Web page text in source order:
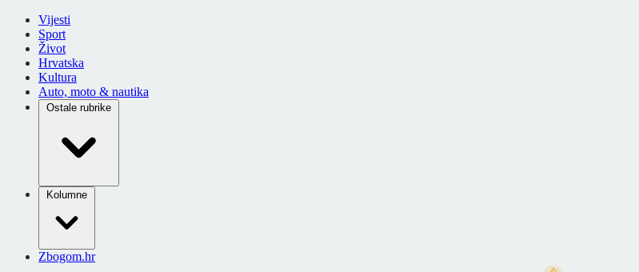
Vijesti
Sport
Život
Hrvatska
Kultura
Auto, moto & nautika
Ostale rubrike
Kolumne
Zbogom.hr